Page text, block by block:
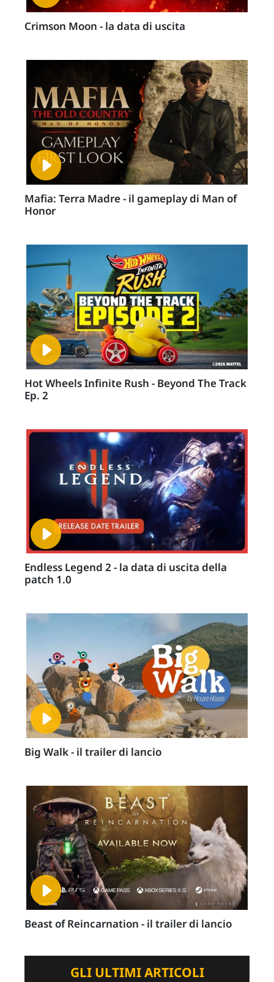
Crimson Moon - la data di uscita
Mafia: Terra Madre - il gameplay di Man of
Honor
Hot Wheels Infinite Rush - Beyond The Track
Ep. 2
Endless Legend 2 - la data di uscita della
patch 1.0
Big Walk - il trailer di lancio
Beast of Reincarnation - il trailer di lancio
GLI ULTIMI ARTICOLI